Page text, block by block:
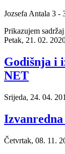
Jozsefa Antala 3 -
Prikazujem
Petak, 21. 02.
Godišnja i
NET
Srijeda, 24. 04.
Četvrtak, 08. 11.